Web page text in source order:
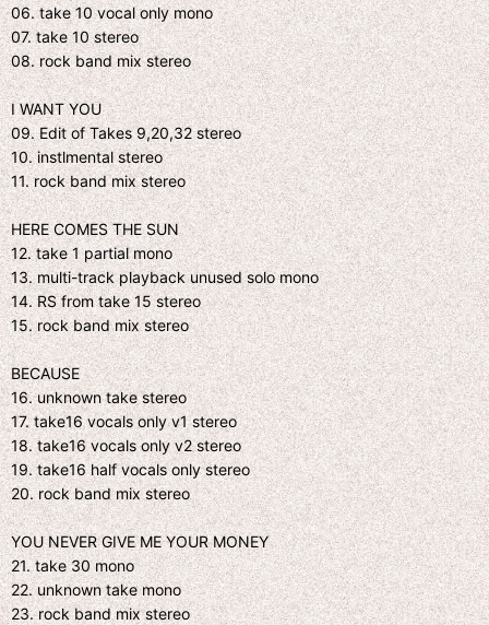
06. take 10 vocal only mono
07. take 10 stereo
08. rock band mix stereo
I WANT YOU
09. Edit of Takes 9,20,32 stereo
10. instlmental stereo
11. rock band mix stereo
HERE COMES THE SUN
12. take 1 partial mono
13. multi-track playback unused solo mono
14. RS from take 15 stereo
15. rock band mix stereo
BECAUSE
16. unknown take stereo
17. take16 vocals only v1 stereo
18. take16 vocals only v2 stereo
19. take16 half vocals only stereo
20. rock band mix stereo
YOU NEVER GIVE ME YOUR MONEY
21. take 30 mono
22. unknown take mono
23. rock band mix stereo